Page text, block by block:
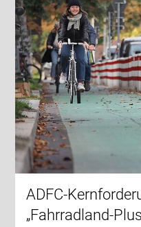
ADFC-
„Fahrradland-